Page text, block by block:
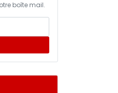
boîte mail.